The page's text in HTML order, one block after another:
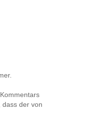
dass der von